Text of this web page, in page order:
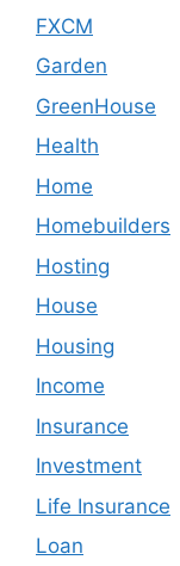
FXCM
Garden
GreenHouse
Health
Home
Homebuilders
Hosting
House
Housing
Income
Insurance
Investment
Life Insurance
Loan